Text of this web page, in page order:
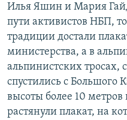
Илья Яшин и Мария
пути активистов НБП,
традиции достали
министерства, а в
альпинистских тросах,
спустились с Большого
высоты более 10
растянули плакат, на